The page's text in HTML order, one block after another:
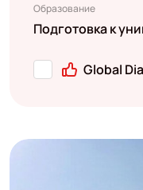
Образование
Подготовка к
Global